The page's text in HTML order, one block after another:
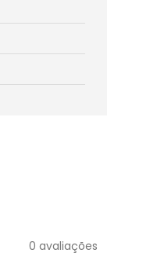
0 avaliações